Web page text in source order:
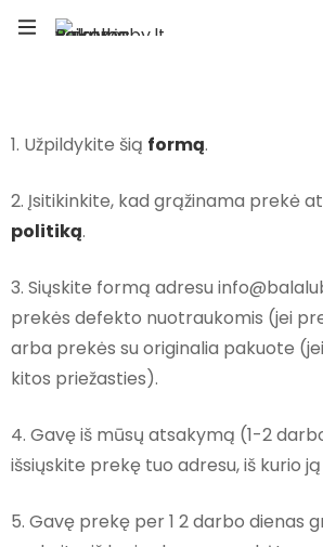
1. Užpildykite šią formą.
2. Įsitikinkite, kad grąžinama prekė
politiką.
3. Siųskite formą adresu
prekės defekto nuotraukomis (jei
arba prekės su originalia pakuote
kitos priežasties).
4. Gavę iš mūsų atsakymą (1-2
išsiųskite prekę tuo adresu, iš kurio
5. Gavę prekę per 1 2 darbo dienas